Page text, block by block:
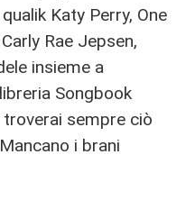
Katy Perry, One
Rae Jepsen,
insieme a
Songbook
sempre ciò
i brani